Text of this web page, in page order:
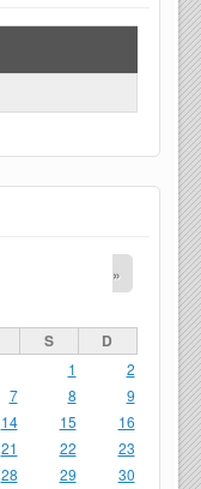
»
S D
1
2
7 8
9
14 15
16
21 22
23
28 29
30